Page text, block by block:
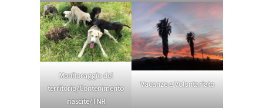
Monitoraggio del
territorio/Contenimento
nascite/TNR
Vacanze e Volontariato